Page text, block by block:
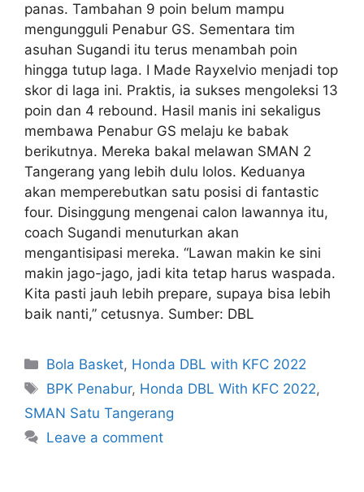
panas. Tambahan 9 poin belum mampu
mengungguli Penabur GS. Sementara tim
asuhan Sugandi itu terus menambah poin
hingga tutup laga. I Made Rayxelvio menjadi top
skor di laga ini. Praktis, ia sukses mengoleksi 13
poin dan 4 rebound. Hasil manis ini sekaligus
membawa Penabur GS melaju ke babak
berikutnya. Mereka bakal melawan SMAN 2
Tangerang yang lebih dulu lolos. Keduanya
akan memperebutkan satu posisi di fantastic
four. Disinggung mengenai calon lawannya itu,
coach Sugandi menuturkan akan
mengantisipasi mereka. “Lawan makin ke sini
makin jago-jago, jadi kita tetap harus waspada.
Kita pasti jauh lebih prepare, supaya bisa lebih
baik nanti,” cetusnya. Sumber: DBL
Bola Basket, Honda DBL with KFC 2022
BPK Penabur, Honda DBL With KFC 2022,
SMAN Satu Tangerang
Leave a comment